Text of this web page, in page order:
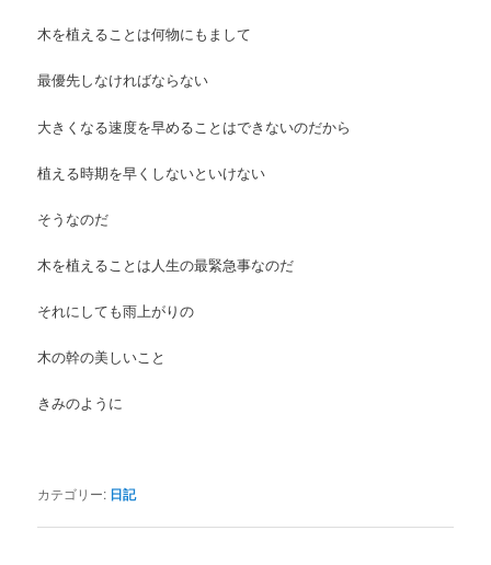
木を植えることは何物にもまして
最優先しなければならない
大きくなる速度を早めることはできないのだから
植える時期を早くしないといけない
そうなのだ
木を植えることは人生の最緊急事なのだ
それにしても雨上がりの
木の幹の美しいこと
きみのように
カテゴリー: 日記